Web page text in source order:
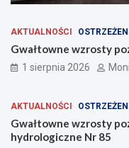
AKTUALNOŚCI
Gwałtowne wzrosty
1 sierpnia 2026
AKTUALNOŚCI
Gwałtowne wzrosty
hydrologiczne Nr 85